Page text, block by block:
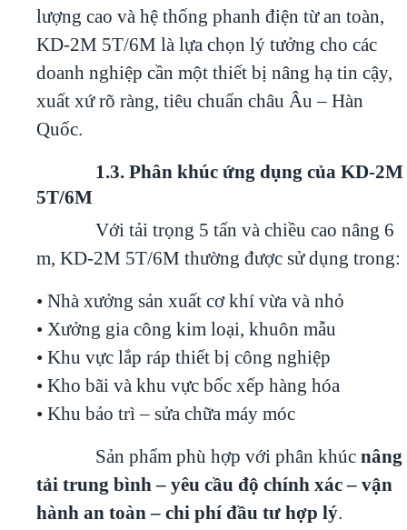
lượng cao và hệ thống phanh điện từ an toàn,
KD-2M 5T/6M là lựa chọn lý tưởng cho các
doanh nghiệp cần một thiết bị nâng hạ tin cậy,
xuất xứ rõ ràng, tiêu chuẩn châu Âu – Hàn
Quốc.
1.3. Phân khúc ứng dụng của KD-2M
5T/6M
Với tải trọng 5 tấn và chiều cao nâng 6
m, KD-2M 5T/6M thường được sử dụng trong:
• Nhà xưởng sản xuất cơ khí vừa và nhỏ
• Xưởng gia công kim loại, khuôn mẫu
• Khu vực lắp ráp thiết bị công nghiệp
• Kho bãi và khu vực bốc xếp hàng hóa
• Khu bảo trì – sửa chữa máy móc
Sản phẩm phù hợp với phân khúc nâng
tải trung bình – yêu cầu độ chính xác – vận
hành an toàn – chi phí đầu tư hợp lý.